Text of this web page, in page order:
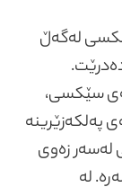
لەگەڵ
سێکسی،
پەلکەزێرینە
لەسەر زەوی
لە